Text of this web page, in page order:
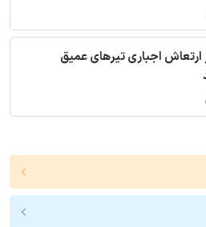
ارتعاش اجباری تیرهای عمیق